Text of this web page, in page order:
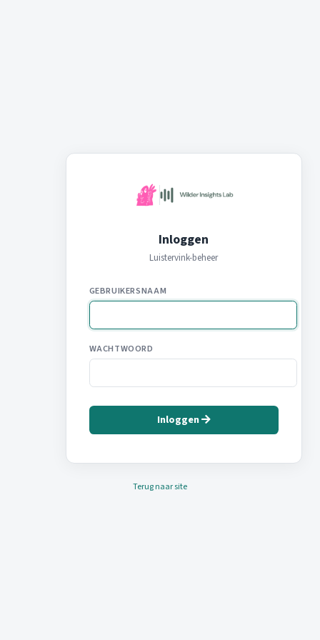
Inloggen
Luistervink-beheer
GEBRUIKERSNAAM
WACHTWOORD
Inloggen
Terug naar site